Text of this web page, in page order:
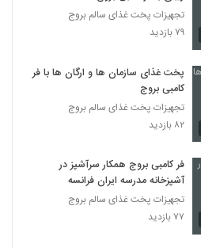
تجهیزات پخت غذای سالم بروج
۷۹ بازدید
پخت غذای سازمان ها و ارگان ها با فر
کامبی بروج
تجهیزات پخت غذای سالم بروج
۸۲ بازدید
فر کامبی بروج همکار سرآشپز در
آشپزخانه مدرسه ایران فرانسه
تجهیزات پخت غذای سالم بروج
۷۷ بازدید